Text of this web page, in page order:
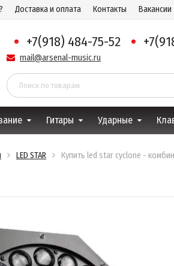
Доставка и оплата Контакты Вакансии
+7(918) 484-75-52
mail@arsenal-music.ru
Гитары Ударные
LED STAR Купить led star cyclone -